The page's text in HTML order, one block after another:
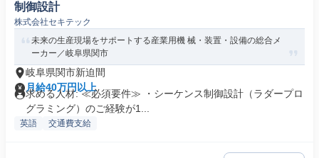
制御設計
株式会社セキテック
未来の生産現場をサポートする産業用機 械・装置・設備の総合メ
ーカー／岐阜県関市
岐阜県関市新迫間
月給40万円以上
求める人材: ≪必須要件≫ ・シーケンス制御設計（ラダープロ
グラミング）のご経験が1...
英語 交通費支給